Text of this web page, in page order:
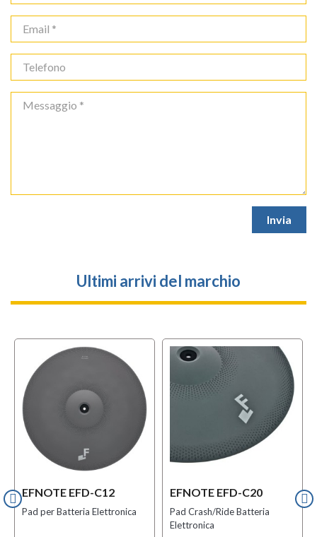
Ultimi arrivi del marchio
EFNOTE EFD-C12
Pad per Batteria Elettronica
EFNOTE EFD-C20
Pad Crash/Ride Batteria
Elettronica